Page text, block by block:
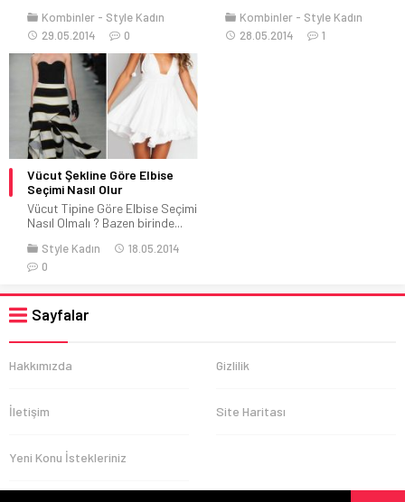
Kombinler
Style Kadın
29.05.2014
0
Kombinler
Style Kadın
28.05.2014
1
Vücut Şekline Göre Elbise
Seçimi Nasıl Olur
Vücut Tipine Göre Elbise Seçimi
Nasıl Olmalı ? Bazen birinde...
Style Kadın
18.05.2014
0
Sayfalar
Hakkımızda Gizlilik
İletişim Site Haritası
Yeni Konu İstekleriniz